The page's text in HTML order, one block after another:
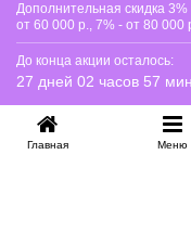
Главная Меню
Дополнительная скидка 3%
от 60 000 р., 7% - от 80 000
До конца акции осталось:
27 дней 02 часов 57